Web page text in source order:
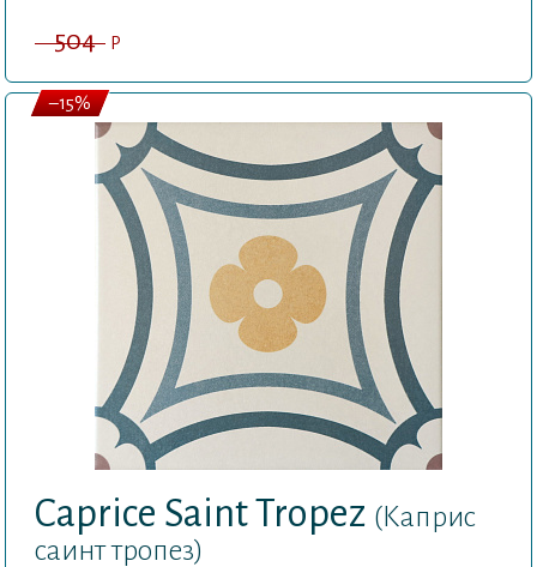
504 P
Caprice Saint Tropez (Каприс
саинт тропез)
–15%